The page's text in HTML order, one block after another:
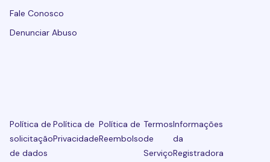
Fale Conosco
Denunciar Abuso
Política de
solicitação
de dados
Política de
Privacidade
Política de
Reembolso
Termos
de
Serviço
Informações
da
Registradora